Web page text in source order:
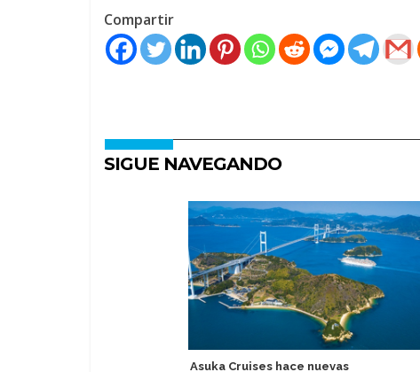
Compartir
SIGUE NAVEGANDO
Asuka Cruises hace nuevas